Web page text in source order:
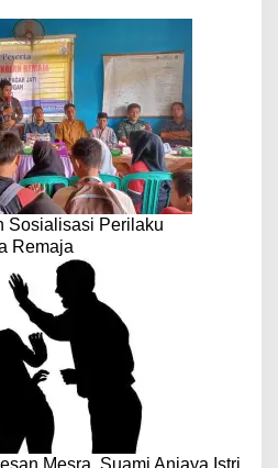
Sosialisasi Perilaku
Remaja